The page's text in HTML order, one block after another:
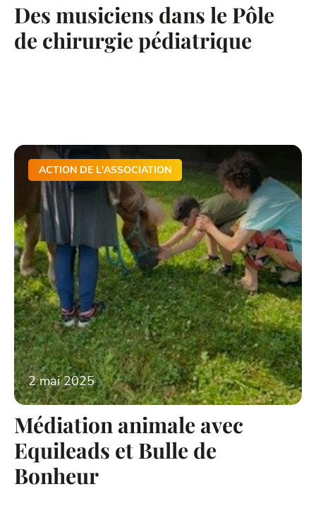
Des musiciens dans le Pôle
de chirurgie pédiatrique
ACTION DE L'ASSOCIATION
2 mai 2025
Médiation animale avec
Equileads et Bulle de
Bonheur